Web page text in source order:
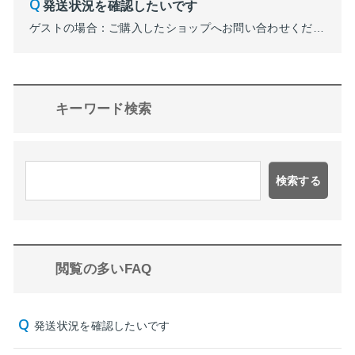
発送状況を確認したいです
キーワード検索
検索する
閲覧の多いFAQ
発送状況を確認したいです